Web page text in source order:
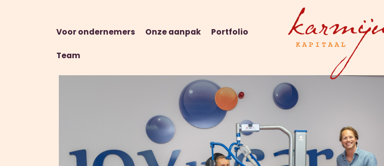
Voor ondernemers Onze aanpak Portfolio
Team